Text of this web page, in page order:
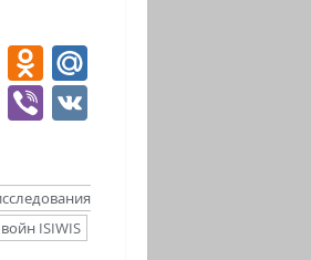
X Odnoklassniki
Telegram
Viber
ISIWIS